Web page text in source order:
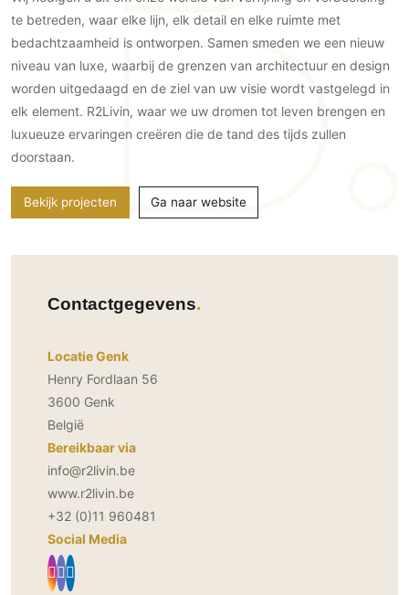
Binnendeuren
Aluminium deuren
Houten deuren
Stalen deuren
Systeemwanden
Deurbeslag
Meubelbeslag
Vloer
Beton Ciré vloeren
Gietvloeren
Houten vloeren
Vloerkleden
Wandafwerking
Beton Ciré
Behang / Wandtextiel
Schilderwerk buiten
te betreden, waar elke lijn, elk detail en elke ruimte met
bedachtzaamheid is ontworpen. Samen smeden we een nieuw
niveau van luxe, waarbij de grenzen van architectuur en design
worden uitgedaagd en de ziel van uw visie wordt vastgelegd in
elk element. R2Livin, waar we uw dromen tot leven brengen en
luxueuze ervaringen creëren die de tand des tijds zullen
doorstaan.
Bekijk projecten Ga naar website
Contactgegevens
Locatie Genk
Henry Fordlaan 56
3600 Genk
België
Bereikbaar via
info@r2livin.be
www.r2livin.be
+32 (0)11 960481
Social Media